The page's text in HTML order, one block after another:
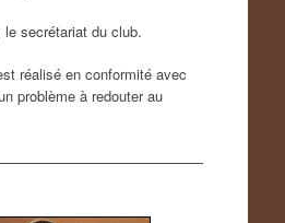
secrétariat du club.
réalisé en conformité avec
problème à redouter au